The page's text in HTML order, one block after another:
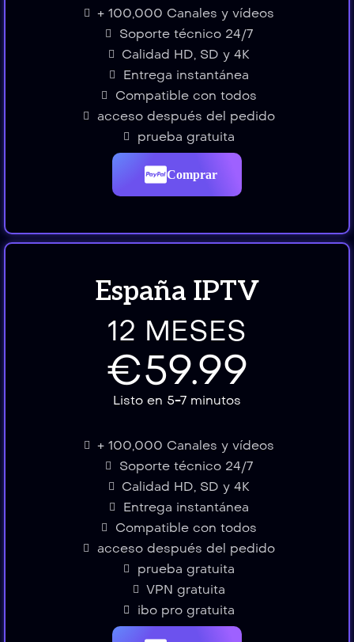
+ 100,000 Canales y vídeos
Soporte técnico 24/7
Calidad HD, SD y 4K
Entrega instantánea
Compatible con todos
acceso después del pedido
prueba gratuita
Comprar
España IPTV
12 MESES
€59.99
Listo en 5-7 minutos
+ 100,000 Canales y vídeos
Soporte técnico 24/7
Calidad HD, SD y 4K
Entrega instantánea
Compatible con todos
acceso después del pedido
prueba gratuita
VPN gratuita
ibo pro gratuita